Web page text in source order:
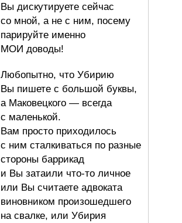
Вы дискутируете сейчас
со мной, а не с ним, посему
парируйте именно
МОИ доводы!
Любопытно, что Убирию
Вы пишете с большой буквы,
а Маковецкого — всегда
с маленькой.
Вам просто приходилось
с ним сталкиваться по разные
стороны баррикад
и Вы затаили что-то личное
или Вы считаете адвоката
виновником произошедшего
на свалке, или Убирия